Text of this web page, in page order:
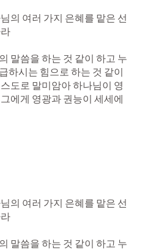
의 여러 가지 은혜를 맡은 선
말씀을 하는 것 같이 하고 누
하시는 힘으로 하는 것 같이
도로 말미암아 하나님이 영
에게 영광과 권능이 세세에
의 여러 가지 은혜를 맡은 선
말씀을 하는 것 같이 하고 누